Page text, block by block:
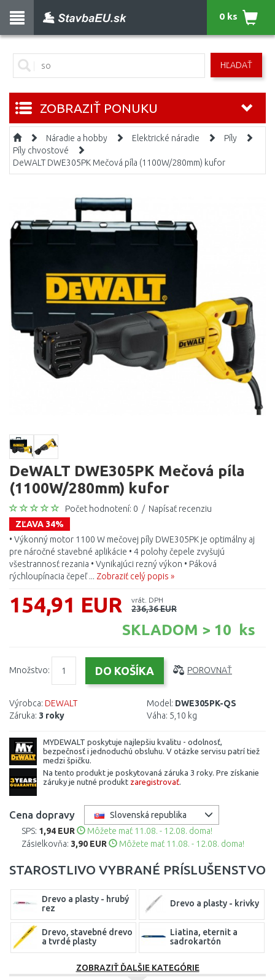
HĽADAŤ
0 ks
ZOBRAZIŤ PONUKU
Náradie a hobby Elektrické náradie
Píly
Píly chvostové
DeWALT DWE305PK Mečová píla (1100W/280mm) kufor
DeWALT DWE305PK Mečová píla
(1100W/280mm) kufor
Počet hodnotení: 0 / Napísať recenziu
ZĽAVA 34%
• Výkonný motor 1100 W mečovej píly DWE305PK je optimálny aj
pre náročné stavebné aplikácie • 4 polohy čepele zvyšujú
všestrannosť rezania • Vynikajúci rezný výkon • Páková
rýchloupínacia čepeľ ... Zobraziť celý popis »
154,91 EUR vrát. DPH
236,36 EUR
SKLADOM > 10 ks
Množstvo: POROVNAŤ
Výrobca: DEWALT
Záruka: 3 roky
Model: DWE305PK-QS
Váha: 5,10 kg
MYDEWALT poskytuje najlepšiu kvalitu - odolnosť,
bezpečnosť i jednoduchú obsluhu. V otázke servisu patrí tiež
medzi špičku.
Na tento produkt je poskytovaná záruka 3 roky. Pre získanie
záruky je nutné produkt zaregistrovať.
Cena dopravy
Slovenská republika
SPS: 1,94 EUR
Môžete mať 11.08. - 12.08. doma!
Zásielkovňa: 3,90 EUR Môžete mať 11.08. - 12.08. doma!
STAROSTLIVO VYBRANÉ PRÍSLUŠENSTVO
Drevo a plasty - hrubý
rez
Drevo a plasty - krivky
Drevo, stavebné drevo
a tvrdé plasty
Liatina, eternit a
sadrokartón
Oceľ a nerez - krivky
Oceľ a nerez - priamy
rez
ZOBRAZIŤ ĎALŠIE KATEGÓRIE